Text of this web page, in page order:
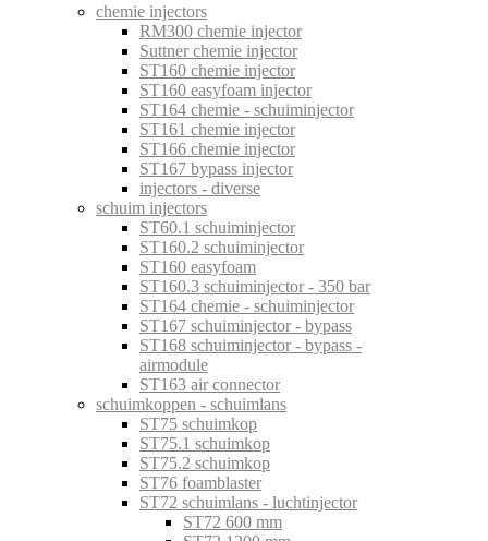
chemie injectors
RM300 chemie injector
Suttner chemie injector
ST160 chemie injector
ST160 easyfoam injector
ST164 chemie - schuiminjector
ST161 chemie injector
ST166 chemie injector
ST167 bypass injector
injectors - diverse
schuim injectors
ST60.1 schuiminjector
ST160.2 schuiminjector
ST160 easyfoam
ST160.3 schuiminjector - 350 bar
ST164 chemie - schuiminjector
ST167 schuiminjector - bypass
ST168 schuiminjector - bypass -
airmodule
ST163 air connector
schuimkoppen - schuimlans
ST75 schuimkop
ST75.1 schuimkop
ST75.2 schuimkop
ST76 foamblaster
ST72 schuimlans - luchtinjector
ST72 600 mm